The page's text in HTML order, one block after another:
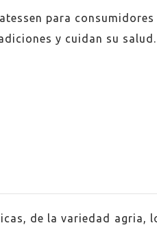
para
y cuidan su salud.
de la variedad agria,